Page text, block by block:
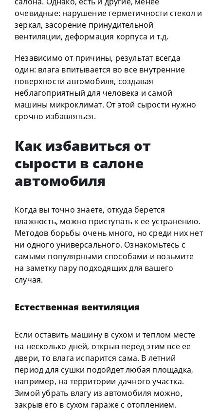
очевидные: нарушение герметичности стекол и
зеркал, засорение принудительной
вентиляции, деформация корпуса и т.д.
Независимо от причины, результат всегда
один: влага впитывается во все внутренние
поверхности автомобиля, создавая
неблагоприятный для человека и самой
машины микроклимат. От этой сырости нужно
срочно избавляться.
Как избавиться от
сырости в салоне
автомобиля
Когда вы точно знаете, откуда берется
влажность, можно приступать к ее устранению.
Методов борьбы очень много, но среди них нет
ни одного универсального. Ознакомьтесь с
самыми популярными способами и возьмите
на заметку пару подходящих для вашего
случая.
Естественная вентиляция
Если оставить машину в сухом и теплом месте
на несколько дней, открыв перед этим все ее
двери, то влага испарится сама. В летний
период для сушки подойдет любая площадка,
например, на территории дачного участка.
Зимой убрать влагу из автомобиля можно,
закрыв его в сухом гараже с отоплением.